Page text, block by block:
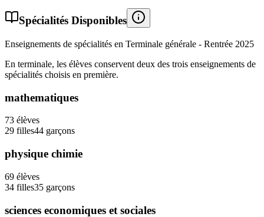
Spécialités Disponibles
Enseignements de spécialités en Terminale générale - Rentrée 2025
En terminale, les élèves conservent deux des trois enseignements de
spécialités choisis en première.
mathematiques
73 élèves
29 filles44 garçons
physique chimie
69 élèves
34 filles35 garçons
sciences economiques et sociales